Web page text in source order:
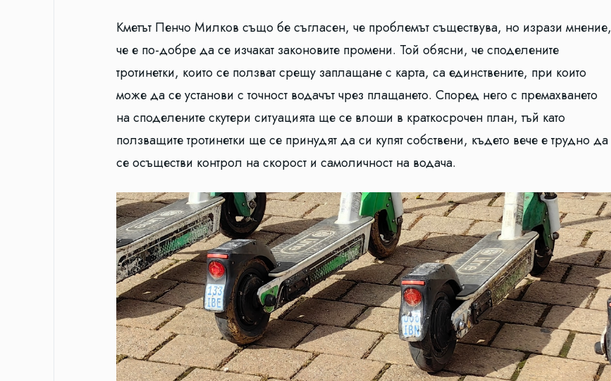
Кметът Пенчо Милков също бе съгласен, че проблемът съществува, но изрази мнение,
че е по-добре да се изчакат законовите промени. Той обясни, че споделените
тротинетки, които се ползват срещу заплащане с карта, са единствените, при които
може да се установи с точност водачът чрез плащането. Според него с премахването
на споделените скутери ситуацията ще се влоши в краткосрочен план, тъй като
ползващите тротинетки ще се принудят да си купят собствени, където вече е трудно да
се осъществи контрол на скорост и самоличност на водача.